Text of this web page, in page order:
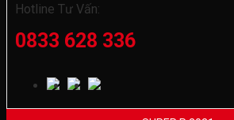
Hotline Tư Vấn:
0833 628 336